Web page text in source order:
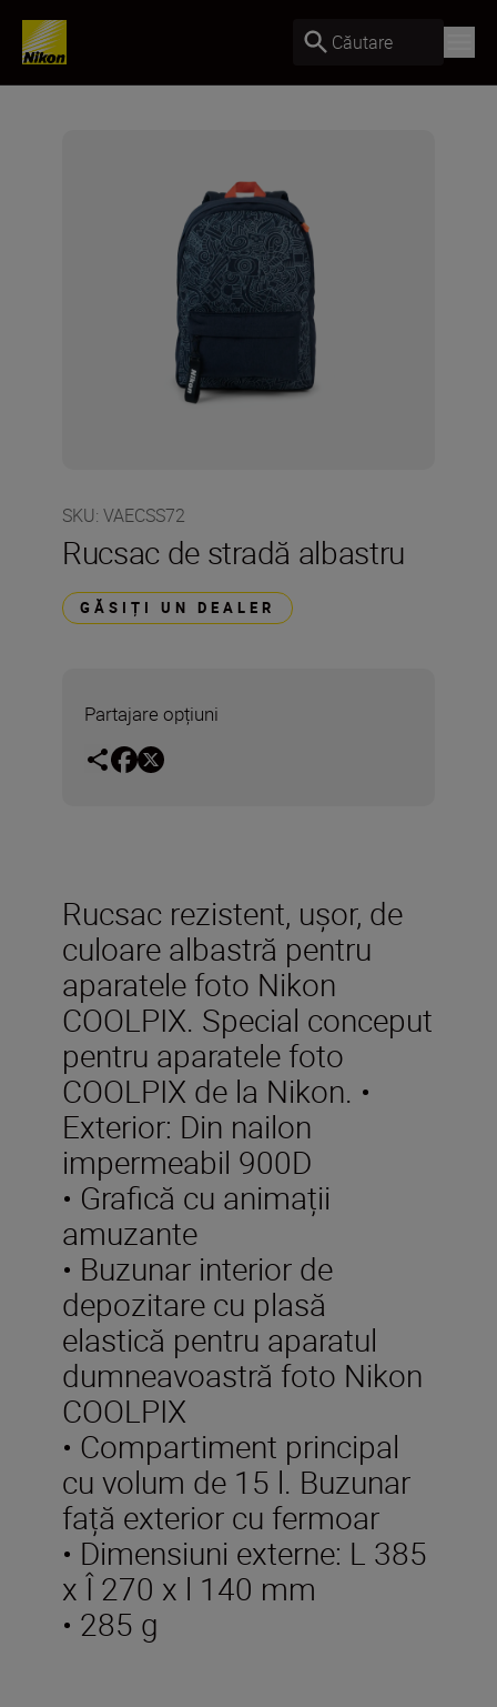
Căutare
SKU: VAECSS72
Rucsac de stradă albastru
GĂSIȚI UN DEALER
Partajare opțiuni
Rucsac rezistent, ușor, de
culoare albastră pentru
aparatele foto Nikon
COOLPIX. Special conceput
pentru aparatele foto
COOLPIX de la Nikon. •
Exterior: Din nailon
impermeabil 900D
• Grafică cu animații
amuzante
• Buzunar interior de
depozitare cu plasă
elastică pentru aparatul
dumneavoastră foto Nikon
COOLPIX
• Compartiment principal
cu volum de 15 l. Buzunar
față exterior cu fermoar
• Dimensiuni externe: L 385
x Î 270 x l 140 mm
• 285 g